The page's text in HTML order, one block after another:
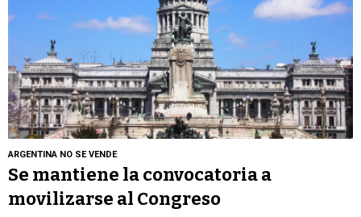
ARGENTINA NO SE VENDE
Se mantiene la convocatoria a
movilizarse al Congreso